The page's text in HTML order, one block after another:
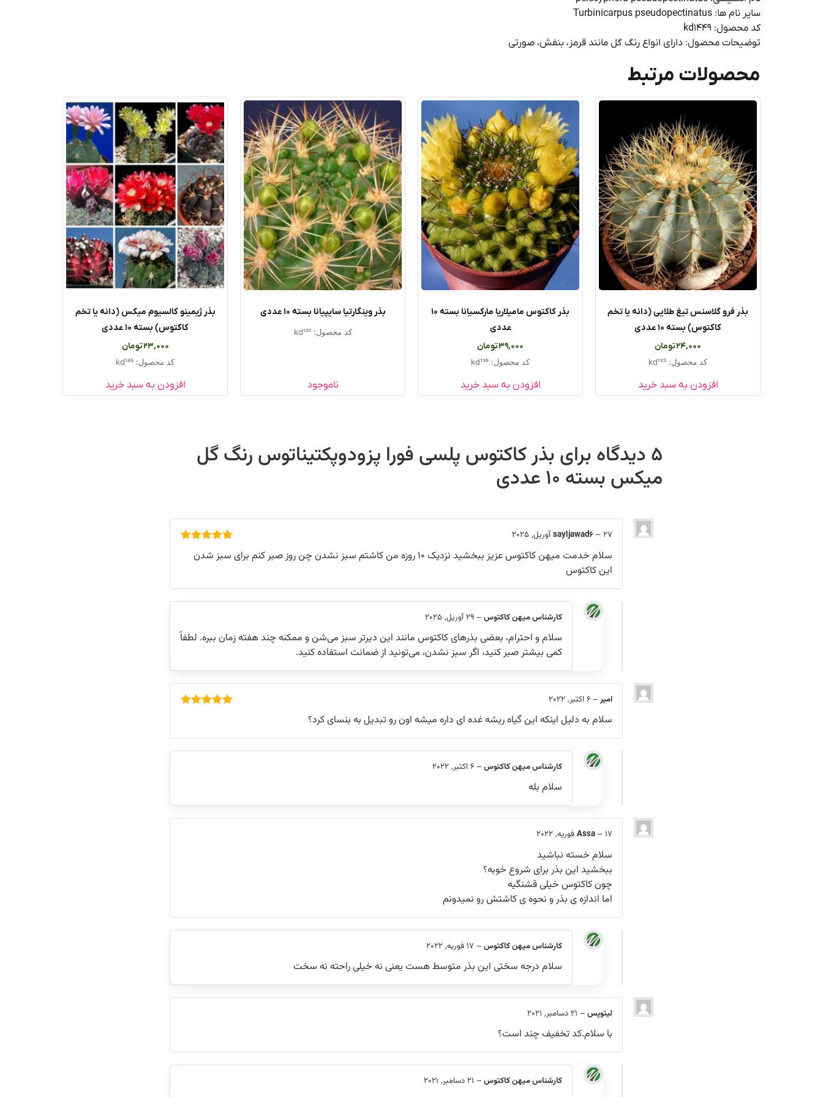
سایر نام ها: Turbinicarpus pseudopectinatus
کد محصول: kd1449
توضیحات محصول: دارای انواع رنگ گل مانند قرمز، بنفش، صورتی
محصولات مرتبط
بذر فرو گلاسنس تیغ طلایی (دانه یا تخم
کاکتوس) بسته ۱۰ عددی
24,000تومان
کد محصول: kd123
افزودن به سبد خرید
بذر کاکتوس مامیلاریا مارکسیانا بسته ۱۰
عددی
39,000تومان
کد محصول: kd139
افزودن به سبد خرید
بذر وینگارتیا سایپیانا بسته ۱۰ عددی
کد محصول: kd131
ناموجود
بذر ژیمینو کالسیوم میکس (دانه یا تخم
کاکتوس) بسته ۱۰ عددی
23,000تومان
کد محصول: kd145
افزودن به سبد خرید
5 دیدگاه برای بذر کاکتوس پلسی فورا پزودوپکتیناتوس رنگ گل
میکس بسته ۱۰ عددی
5
sayljawad6– 27 آوریل, 2025
سلام خدمت میهن کاکتوس عزیز ببخشید نزدیک ۱۰ روزه من کاشتم سبز نشدن چن روز صبر کنم برای سبز شدن
این کاکتوس
کارشناس میهن کاکتوس– 29 آوریل, 2025
سلام و احترام، بعضی بذرهای کاکتوس مانند این دیرتر سبز می‌شن و ممکنه چند هفته زمان ببره. لطفاً
کمی بیشتر صبر کنید، اگر سبز نشدن، می‌تونید از ضمانت استفاده کنید.
امیر– 6 اکتبر, 2022
سلام به دلیل اینکه این گیاه ریشه غده ای داره میشه اون رو تبدیل به بنسای کرد؟
کارشناس میهن کاکتوس– 6 اکتبر, 2022
سلام بله
Assa– 17 فوریه, 2022
سلام خسته نباشید
ببخشید این بذر برای شروع خوبه؟
چون کاکتوس خیلی قشنگیه
اما اندازه ی بذر و نحوه ی کاشتش رو نمیدونم
کارشناس میهن کاکتوس– 17 فوریه, 2022
سلام درجه سختی این بذر متوسط هست یعنی نه خیلی راحته نه سخت
لیتوپس– 21 دسامبر, 2021
با سلام.کد تخفیف چند است؟
کارشناس میهن کاکتوس– 21 دسامبر, 2021